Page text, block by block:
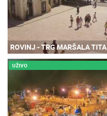
ROVINJ - TRG MARŠALA TITA
UŽIVO